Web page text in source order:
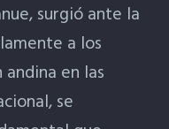
surgió ante la
a los
en las
se